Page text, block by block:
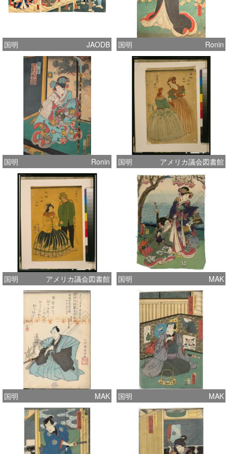
国明 JAODB 国明 Ronin
国明 Ronin 国明 アメリカ議会図書館
国明 アメリカ議会図書館 国明 MAK
国明 MAK 国明 MAK